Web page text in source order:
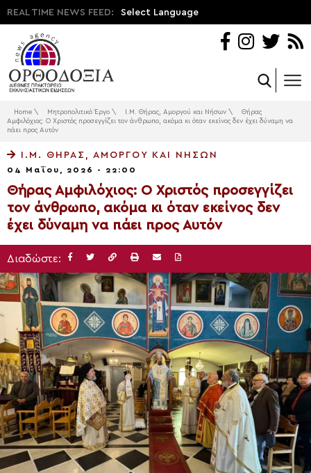
REAL TIME NEWS FEED: Select Language
Home \ Μητροπολιτικό Έργο \ Ι.Μ. Θήρας, Αμοργού και Νήσων \
Θήρας
Αμφιλόχιος: Ο Χριστός προσεγγίζει τον άνθρωπο, ακόμα κι όταν εκείνος δεν έχει δύναμη να
πάει προς Αυτόν
Ι.Μ. ΘΉΡΑΣ, ΑΜΟΡΓΟΎ ΚΑΙ ΝΉΣΩΝ
04 Μαΐου, 2026 - 22:00
Θήρας Αμφιλόχιος: Ο Χριστός προσεγγίζει
τον άνθρωπο, ακόμα κι όταν εκείνος δεν
έχει δύναμη να πάει προς Αυτόν
Διαδώστε: